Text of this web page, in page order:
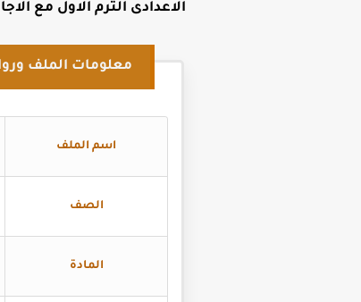
الاعدادى الترم الاول مع
معلومات الملف
اسم الملف
الصف
المادة